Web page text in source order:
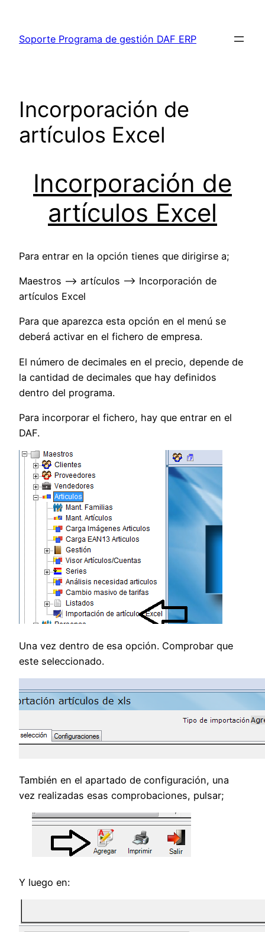
contenido
Soporte Programa de gestión DAF ERP
Incorporación de
artículos Excel
Incorporación de
artículos Excel
Para entrar en la opción tienes que dirigirse a;
Maestros –> artículos –> Incorporación de
artículos Excel
Para que aparezca esta opción en el menú se
deberá activar en el fichero de empresa.
El número de decimales en el precio, depende de
la cantidad de decimales que hay definidos
dentro del programa.
Para incorporar el fichero, hay que entrar en el
DAF.
Una vez dentro de esa opción. Comprobar que
este seleccionado.
También en el apartado de configuración, una
vez realizadas esas comprobaciones, pulsar;
Y luego en: